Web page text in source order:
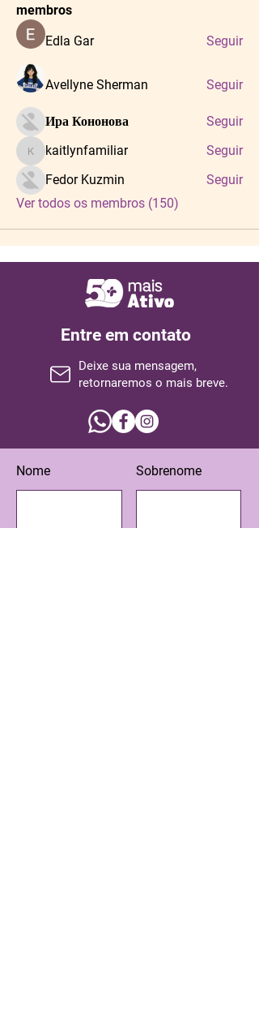
membros
Edla Gar
Seguir
Avellyne Sherman Seguir
Ира Кононова Seguir
kaitlynfamiliar
kaitlynfamiliar
Seguir
Fedor Kuzmin
Seguir
Ver todos os membros (150)
Entre em contato
Deixe sua mensagem,
retornaremos o mais breve.
Nome Sobrenome